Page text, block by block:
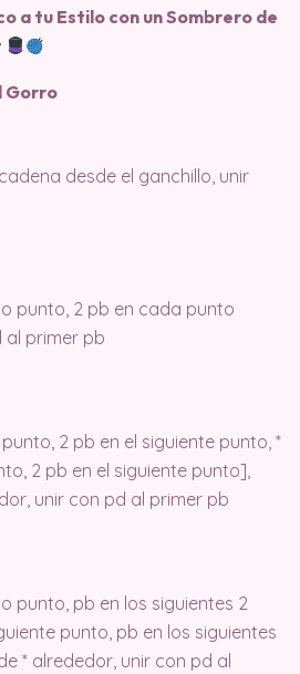
a tu Estilo con un Sombrero de
Gorro
desde el ganchillo, unir
punto, 2 pb en cada punto
al primer pb
2 pb en el siguiente punto, *
2 pb en el siguiente punto],
unir con pd al primer pb
punto, pb en los siguientes 2
punto, pb en los siguientes
* alrededor, unir con pd al